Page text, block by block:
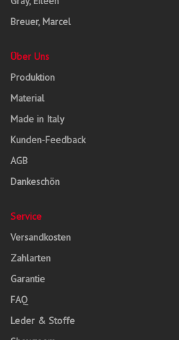
Breuer, Marcel
Über Uns
Produktion
Material
Made in Italy
Kunden-Feedback
AGB
Dankeschön
Service
Versandkosten
Zahlarten
Garantie
FAQ
Leder & Stoffe